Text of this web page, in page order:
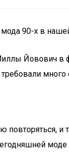
90-х в
Йовович в
повторяться,
моде